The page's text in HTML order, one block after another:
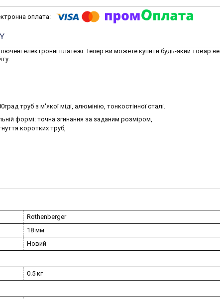
електронні платежі. Тепер ви можете купити будь-який товар не
труб з м'якої міді, алюмінію, тонкостінної сталі.
формі: точна згинання за заданим розміром,
коротких труб,
Rothenberger
18 мм
Новий
0.5 кг